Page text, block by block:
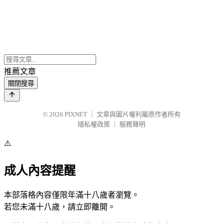
推薦文章
關閉搜尋
© 2026 PIXNET
文章與圖片權利屬原作者所有
隱私權政策
服務聲明
⚠️
成人內容提醒
本部落格內容僅限年滿十八歲者瀏覽。
若您未滿十八歲，請立即離開。